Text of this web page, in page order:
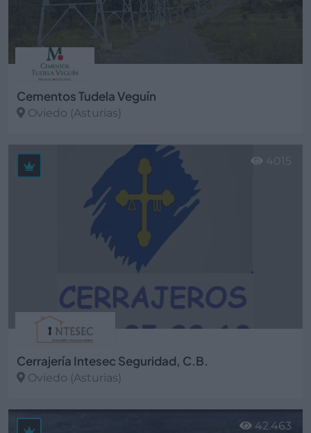
Cementos Tudela Veguín
Oviedo (Asturias)
Ver más
Cerrajería Intesec Seguridad, C.B.
Oviedo (Asturias)
Ver más
4015
42.463